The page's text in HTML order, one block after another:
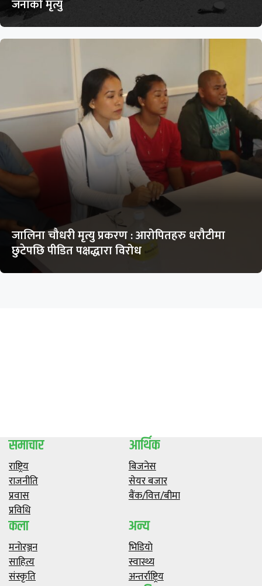
जनाको मृत्यु
जालिना चौधरी मृत्यु प्रकरण : आरोपितहरु धरौटीमा
छुटेपछि पीडित पक्षद्धारा विरोध
समाचार
राष्ट्रिय
राजनीति
प्रवास
प्रविधि
आर्थिक
बिजनेस
सेयर बजार
बैंक/वित्त/बीमा
कला
मनाेरञ्जन
साहित्य
संस्कृति
अन्य
भिडियाे
स्वास्थ्य
अन्तर्राष्ट्रिय